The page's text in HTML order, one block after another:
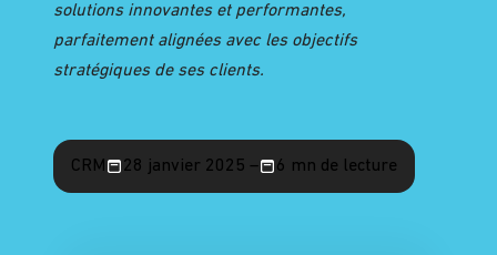
solutions innovantes et performantes,
parfaitement alignées avec les objectifs
stratégiques de ses clients.
CRM 28 janvier 2025 – 6 mn de lecture